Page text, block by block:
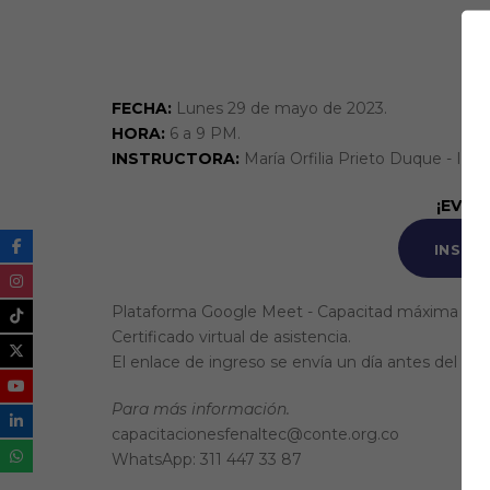
FECHA: Lunes 29 de mayo de 2023.
HORA: 6 a 9 PM.
INSTRUCTORA: María Orfilia Prieto Duque -
Plataforma Google Meet - Capacitad máxima
Certificado virtual de asistencia.
El enlace de ingreso se envía un día antes del
Para más información.
capacitacionesfenaltec@conte.org.co
WhatsApp: 311 447 33 87